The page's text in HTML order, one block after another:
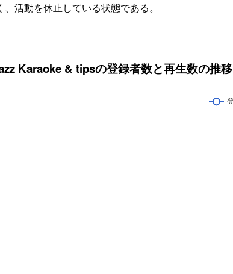
活動を休止している状態である。
Karaoke & tipsの登録者数と再生数の推移